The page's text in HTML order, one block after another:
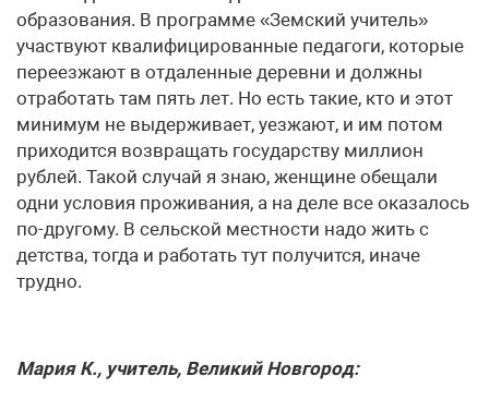
образования. В программе «Земский учитель»
участвуют квалифицированные педагоги, которые
переезжают в отдаленные деревни и должны
отработать там пять лет. Но есть такие, кто и этот
минимум не выдерживает, уезжают, и им потом
приходится возвращать государству миллион
рублей. Такой случай я знаю, женщине обещали
одни условия проживания, а на деле все оказалось
по-другому. В сельской местности надо жить с
детства, тогда и работать тут получится, иначе
трудно.
Мария К., учитель, Великий Новгород: